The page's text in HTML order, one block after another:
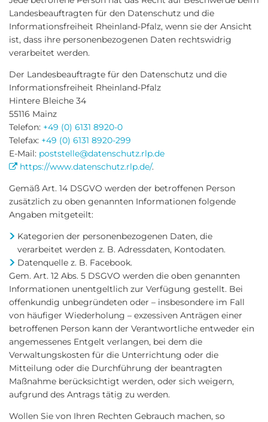
Landesbeauftragten für den Datenschutz und die
Informationsfreiheit Rheinland-Pfalz, wenn sie der Ansicht
ist, dass ihre personenbezogenen Daten rechtswidrig
verarbeitet werden.
Der Landesbeauftragte für den Datenschutz und die
Informationsfreiheit Rheinland-Pfalz
Hintere Bleiche 34
55116 Mainz
Telefon: +49 (0) 6131 8920-0
Telefax: +49 (0) 6131 8920-299
E-Mail: poststelle@datenschutz.rlp.de
https://www.datenschutz.rlp.de/.
Gemäß Art. 14 DSGVO werden der betroffenen Person
zusätzlich zu oben genannten Informationen folgende
Angaben mitgeteilt:
Kategorien der personenbezogenen Daten, die
verarbeitet werden z. B. Adressdaten, Kontodaten.
Datenquelle z. B. Facebook.
Gem. Art. 12 Abs. 5 DSGVO werden die oben genannten
Informationen unentgeltlich zur Verfügung gestellt. Bei
offenkundig unbegründeten oder – insbesondere im Fall
von häufiger Wiederholung – exzessiven Anträgen einer
betroffenen Person kann der Verantwortliche entweder ein
angemessenes Entgelt verlangen, bei dem die
Verwaltungskosten für die Unterrichtung oder die
Mitteilung oder die Durchführung der beantragten
Maßnahme berücksichtigt werden, oder sich weigern,
aufgrund des Antrags tätig zu werden.
Wollen Sie von Ihren Rechten Gebrauch machen, so